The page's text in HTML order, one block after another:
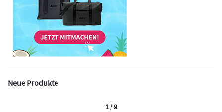
Neue Produkte
1 / 9